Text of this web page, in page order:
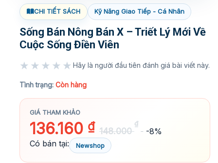
CHI TIẾT SÁCH Kỹ Năng Giao Tiếp - Cá Nhân
Sống Bán Nông Bán X – Triết Lý Mới Về
Cuộc Sống Điền Viên
★★★★★ Hãy là người đầu tiên đánh giá bài viết này.
Tình trạng: Còn hàng
GIÁ THAM KHẢO
136.160 ₫ 148.000
₫
-8%
Có bán tại:
Newshop